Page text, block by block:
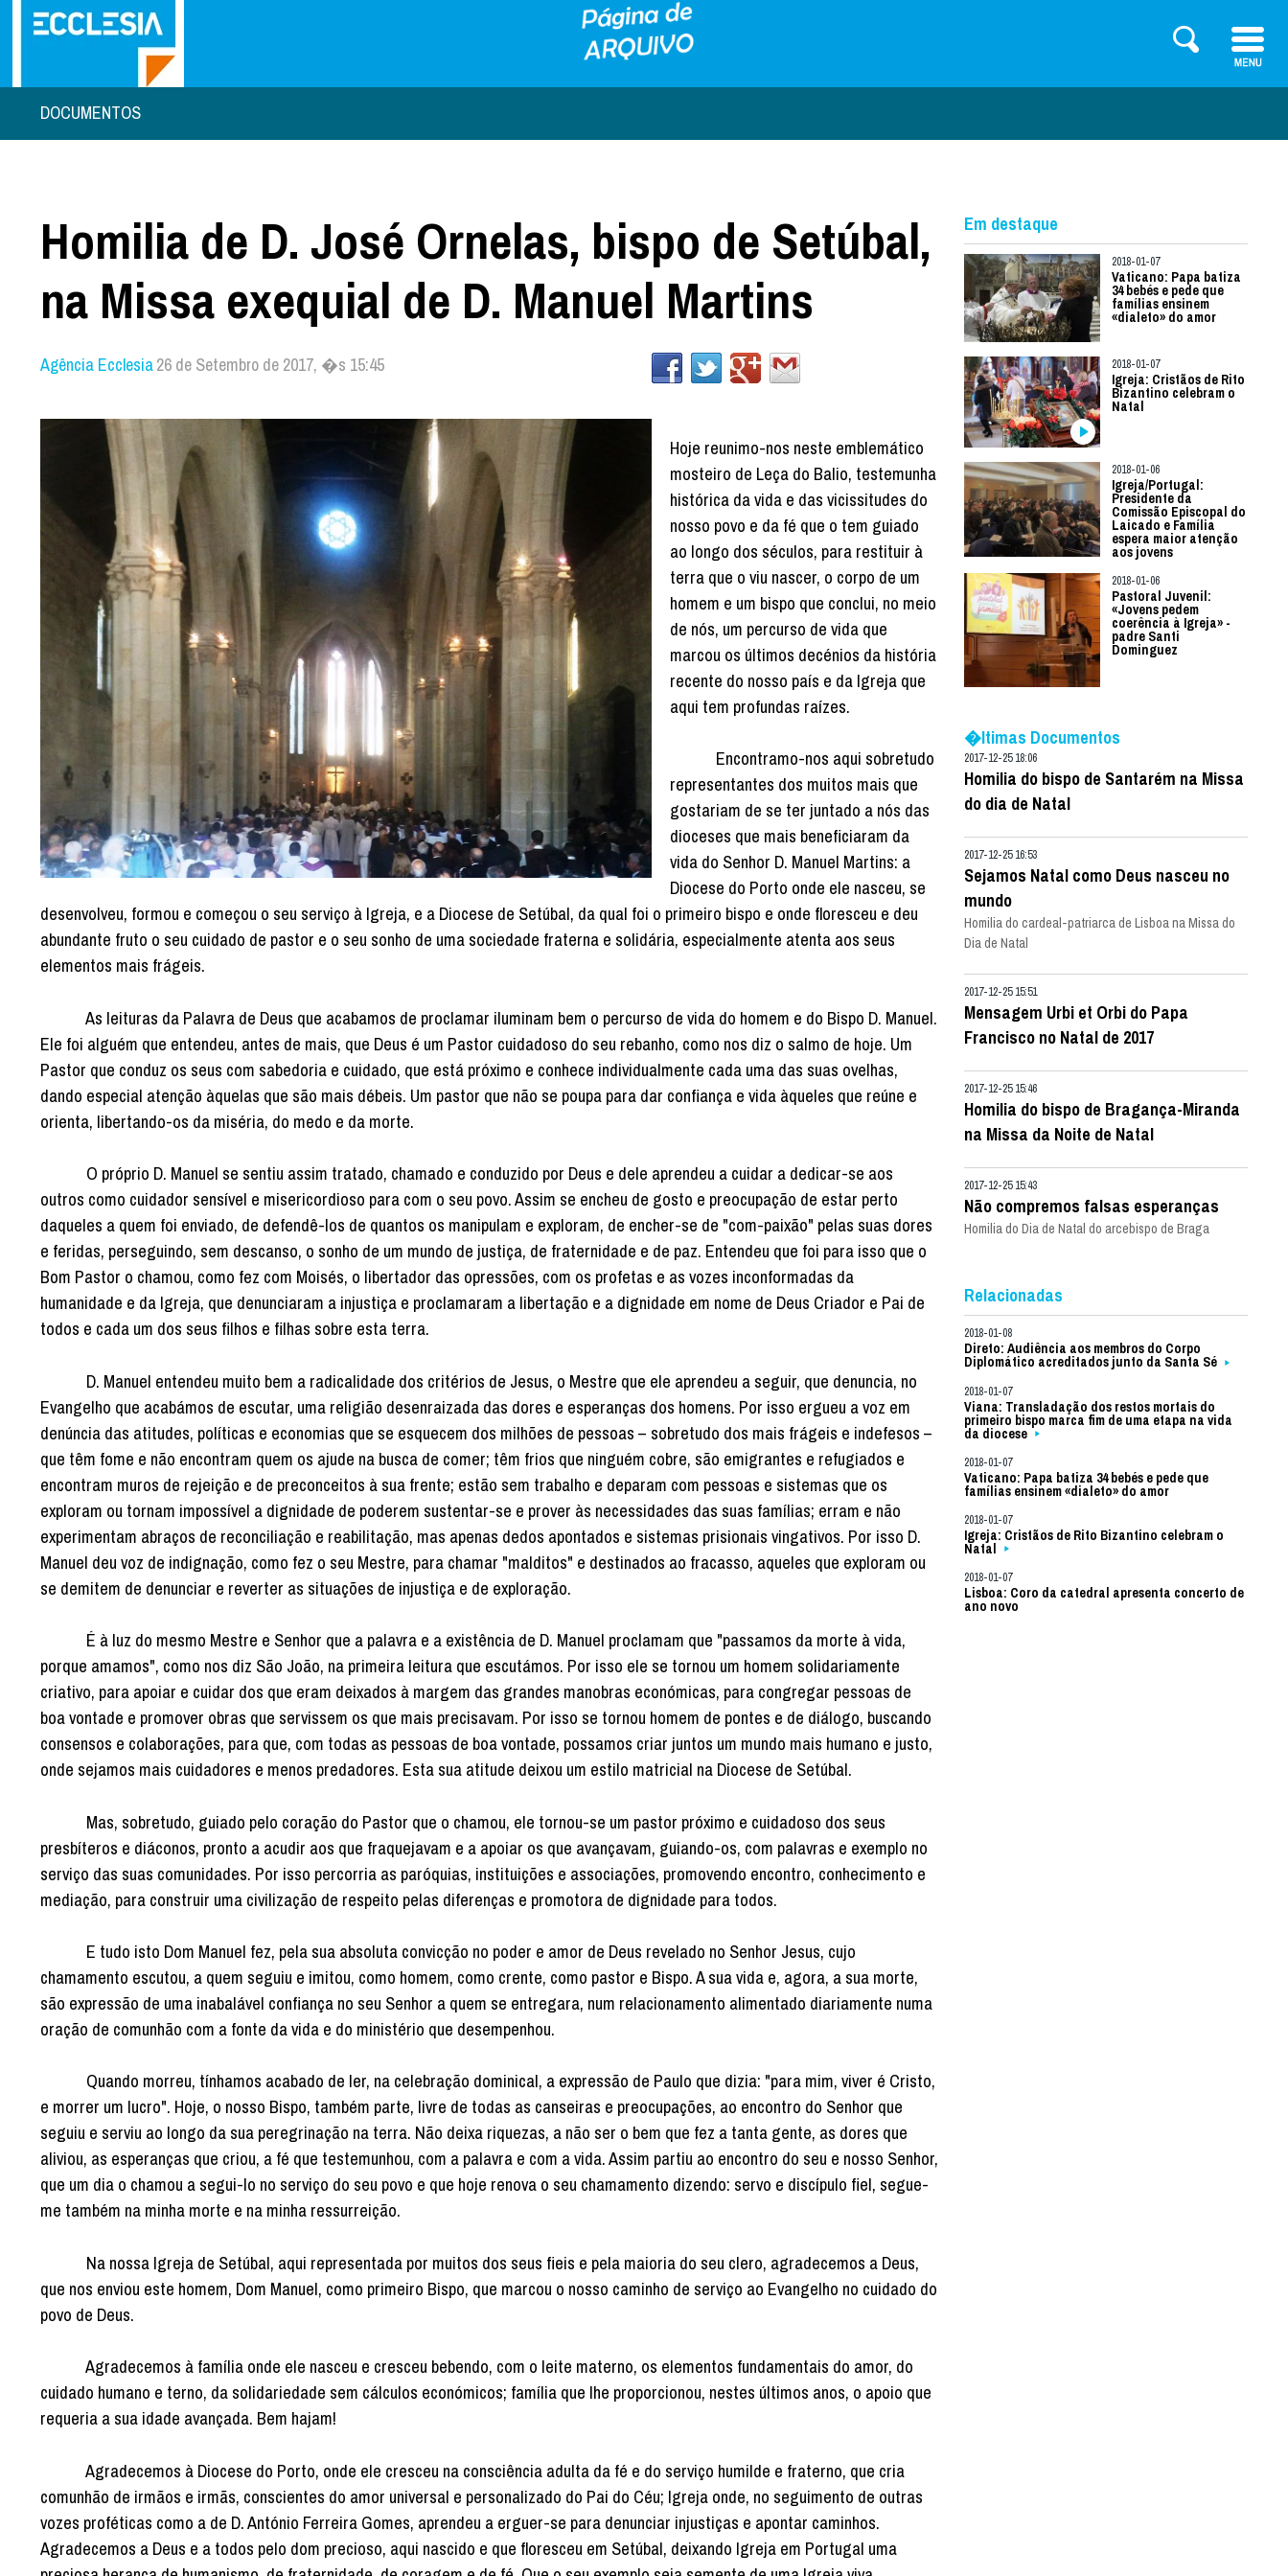
DOCUMENTOS
Homilia de D. José Ornelas, bispo de Setúbal,
na Missa exequial de D. Manuel Martins
Agência Ecclesia26 de Setembro de 2017, �s 15:45
Hoje reunimo-nos neste emblemático
mosteiro de Leça do Balio, testemunha
histórica da vida e das vicissitudes do
nosso povo e da fé que o tem guiado
ao longo dos séculos, para restituir à
terra que o viu nascer, o corpo de um
homem e um bispo que conclui, no meio
de nós, um percurso de vida que
marcou os últimos decénios da história
recente do nosso país e da Igreja que
aqui tem profundas raízes.
Encontramo-nos aqui sobretudo
representantes dos muitos mais que
gostariam de se ter juntado a nós das
dioceses que mais beneficiaram da
vida do Senhor D. Manuel Martins: a
Diocese do Porto onde ele nasceu, se
desenvolveu, formou e começou o seu serviço à Igreja, e a Diocese de Setúbal, da qual foi o primeiro bispo e onde floresceu e deu
abundante fruto o seu cuidado de pastor e o seu sonho de uma sociedade fraterna e solidária, especialmente atenta aos seus
elementos mais frágeis.
As leituras da Palavra de Deus que acabamos de proclamar iluminam bem o percurso de vida do homem e do Bispo D. Manuel.
Ele foi alguém que entendeu, antes de mais, que Deus é um Pastor cuidadoso do seu rebanho, como nos diz o salmo de hoje. Um
Pastor que conduz os seus com sabedoria e cuidado, que está próximo e conhece individualmente cada uma das suas ovelhas,
dando especial atenção àquelas que são mais débeis. Um pastor que não se poupa para dar confiança e vida àqueles que reúne e
orienta, libertando-os da miséria, do medo e da morte.
O próprio D. Manuel se sentiu assim tratado, chamado e conduzido por Deus e dele aprendeu a cuidar a dedicar-se aos
outros como cuidador sensível e misericordioso para com o seu povo. Assim se encheu de gosto e preocupação de estar perto
daqueles a quem foi enviado, de defendê-los de quantos os manipulam e exploram, de encher-se de "com-paixão" pelas suas dores
e feridas, perseguindo, sem descanso, o sonho de um mundo de justiça, de fraternidade e de paz. Entendeu que foi para isso que o
Bom Pastor o chamou, como fez com Moisés, o libertador das opressões, com os profetas e as vozes inconformadas da
humanidade e da Igreja, que denunciaram a injustiça e proclamaram a libertação e a dignidade em nome de Deus Criador e Pai de
todos e cada um dos seus filhos e filhas sobre esta terra.
D. Manuel entendeu muito bem a radicalidade dos critérios de Jesus, o Mestre que ele aprendeu a seguir, que denuncia, no
Evangelho que acabámos de escutar, uma religião desenraizada das dores e esperanças dos homens. Por isso ergueu a voz em
denúncia das atitudes, políticas e economias que se esquecem dos milhões de pessoas – sobretudo dos mais frágeis e indefesos –
que têm fome e não encontram quem os ajude na busca de comer; têm frios que ninguém cobre, são emigrantes e refugiados e
encontram muros de rejeição e de preconceitos à sua frente; estão sem trabalho e deparam com pessoas e sistemas que os
exploram ou tornam impossível a dignidade de poderem sustentar-se e prover às necessidades das suas famílias; erram e não
experimentam abraços de reconciliação e reabilitação, mas apenas dedos apontados e sistemas prisionais vingativos. Por isso D.
Manuel deu voz de indignação, como fez o seu Mestre, para chamar "malditos" e destinados ao fracasso, aqueles que exploram ou
se demitem de denunciar e reverter as situações de injustiça e de exploração.
É à luz do mesmo Mestre e Senhor que a palavra e a existência de D. Manuel proclamam que "passamos da morte à vida,
porque amamos", como nos diz São João, na primeira leitura que escutámos. Por isso ele se tornou um homem solidariamente
criativo, para apoiar e cuidar dos que eram deixados à margem das grandes manobras económicas, para congregar pessoas de
boa vontade e promover obras que servissem os que mais precisavam. Por isso se tornou homem de pontes e de diálogo, buscando
consensos e colaborações, para que, com todas as pessoas de boa vontade, possamos criar juntos um mundo mais humano e justo,
onde sejamos mais cuidadores e menos predadores. Esta sua atitude deixou um estilo matricial na Diocese de Setúbal.
Mas, sobretudo, guiado pelo coração do Pastor que o chamou, ele tornou-se um pastor próximo e cuidadoso dos seus
presbíteros e diáconos, pronto a acudir aos que fraquejavam e a apoiar os que avançavam, guiando-os, com palavras e exemplo no
serviço das suas comunidades. Por isso percorria as paróquias, instituições e associações, promovendo encontro, conhecimento e
mediação, para construir uma civilização de respeito pelas diferenças e promotora de dignidade para todos.
E tudo isto Dom Manuel fez, pela sua absoluta convicção no poder e amor de Deus revelado no Senhor Jesus, cujo
chamamento escutou, a quem seguiu e imitou, como homem, como crente, como pastor e Bispo. A sua vida e, agora, a sua morte,
são expressão de uma inabalável confiança no seu Senhor a quem se entregara, num relacionamento alimentado diariamente numa
oração de comunhão com a fonte da vida e do ministério que desempenhou.
Quando morreu, tínhamos acabado de ler, na celebração dominical, a expressão de Paulo que dizia: "para mim, viver é Cristo,
e morrer um lucro". Hoje, o nosso Bispo, também parte, livre de todas as canseiras e preocupações, ao encontro do Senhor que
seguiu e serviu ao longo da sua peregrinação na terra. Não deixa riquezas, a não ser o bem que fez a tanta gente, as dores que
aliviou, as esperanças que criou, a fé que testemunhou, com a palavra e com a vida. Assim partiu ao encontro do seu e nosso Senhor,
que um dia o chamou a segui-lo no serviço do seu povo e que hoje renova o seu chamamento dizendo: servo e discípulo fiel, segue-
me também na minha morte e na minha ressurreição.
Na nossa Igreja de Setúbal, aqui representada por muitos dos seus fieis e pela maioria do seu clero, agradecemos a Deus,
que nos enviou este homem, Dom Manuel, como primeiro Bispo, que marcou o nosso caminho de serviço ao Evangelho no cuidado do
povo de Deus.
Agradecemos à família onde ele nasceu e cresceu bebendo, com o leite materno, os elementos fundamentais do amor, do
cuidado humano e terno, da solidariedade sem cálculos económicos; família que lhe proporcionou, nestes últimos anos, o apoio que
requeria a sua idade avançada. Bem hajam!
Agradecemos à Diocese do Porto, onde ele cresceu na consciência adulta da fé e do serviço humilde e fraterno, que cria
comunhão de irmãos e irmãs, conscientes do amor universal e personalizado do Pai do Céu; Igreja onde, no seguimento de outras
vozes proféticas como a de D. António Ferreira Gomes, aprendeu a erguer-se para denunciar injustiças e apontar caminhos.
Agradecemos a Deus e a todos pelo dom precioso, aqui nascido e que floresceu em Setúbal, deixando Igreja em Portugal uma
Em destaque
2018-01-07
Vaticano: Papa batiza
34 bebés e pede que
famílias ensinem
«dialeto» do amor
2018-01-07
Igreja: Cristãos de Rito
Bizantino celebram o
Natal
2018-01-06
Igreja/Portugal:
Presidente da
Comissão Episcopal do
Laicado e Família
espera maior atenção
aos jovens
2018-01-06
Pastoral Juvenil:
«Jovens pedem
coerência à Igreja» -
padre Santi
Dominguez
�ltimas Documentos
2017-12-25 18:06
Homilia do bispo de Santarém na Missa
do dia de Natal
2017-12-25 16:53
Sejamos Natal como Deus nasceu no
mundo
Homilia do cardeal-patriarca de Lisboa na Missa do
Dia de Natal
2017-12-25 15:51
Mensagem Urbi et Orbi do Papa
Francisco no Natal de 2017
2017-12-25 15:46
Homilia do bispo de Bragança-Miranda
na Missa da Noite de Natal
2017-12-25 15:43
Não compremos falsas esperanças
Homilia do Dia de Natal do arcebispo de Braga
Relacionadas
2018-01-08
Direto: Audiência aos membros do Corpo
Diplomático acreditados junto da Santa Sé
2018-01-07
Viana: Transladação dos restos mortais do
primeiro bispo marca fim de uma etapa na vida
da diocese
2018-01-07
Vaticano: Papa batiza 34 bebés e pede que
famílias ensinem «dialeto» do amor
2018-01-07
Igreja: Cristãos de Rito Bizantino celebram o
Natal
2018-01-07
Lisboa: Coro da catedral apresenta concerto de
ano novo